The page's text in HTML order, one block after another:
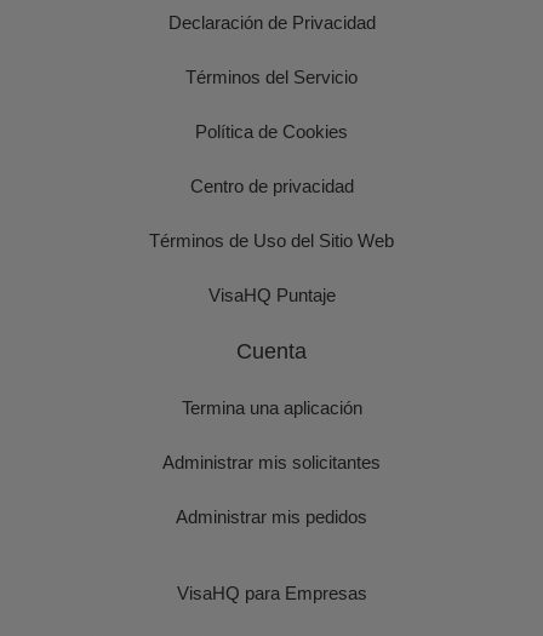
Declaración de Privacidad
Términos del Servicio
Política de Cookies
Centro de privacidad
Términos de Uso del Sitio Web
VisaHQ Puntaje
Cuenta
Termina una aplicación
Administrar mis solicitantes
Administrar mis pedidos
VisaHQ para Empresas